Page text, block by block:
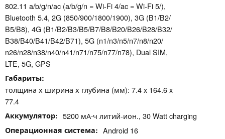
802.11 a/b/g/n/ac (a/b/g/n = Wi-Fi 4/ac = Wi-Fi 5/),
Bluetooth 5.4, 2G (850/​900/​1800/​1900), 3G (B1/​B2/​
B5/​B8), 4G (B1/​B2/​B3/​B5/​B7/​B8/​B20/​B26/​B28/​B32/​
B38/​B40/​B41/​B42/​B71), 5G (n1/​n3/​n5/​n7/​n8/​n20/​
n26/​n28/​n38/​n40/​n41/​n71/​n75/​n77/​n78), Dual SIM,
LTE, 5G, GPS
Габариты
толщина х ширина х глубина (мм): 7.4 x 164.6 x
77.4
Аккумулятор 5200 мА⋅ч литий-ион., 30 Watt charging
Операционная система Android 16